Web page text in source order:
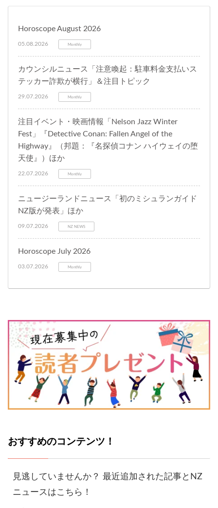
Horoscope August 2026
05.08.2026 Monthly
カウンシルニュース「注意喚起：駐車料金支払いス
テッカー詐欺が横行」＆注目トピック
29.07.2026 Monthly
注目イベント・映画情報「Nelson Jazz Winter
Fest」『Detective Conan: Fallen Angel of the
Highway』（邦題：『名探偵コナン ハイウェイの堕
天使』）ほか
22.07.2026 Monthly
ニュージーランドニュース「初のミシュランガイド
NZ版が発表」ほか
09.07.2026 NZ NEWS
Horoscope July 2026
03.07.2026 Monthly
おすすめのコンテンツ！
見逃していませんか？ 最近追加された記事とNZ
ニュースはこちら！